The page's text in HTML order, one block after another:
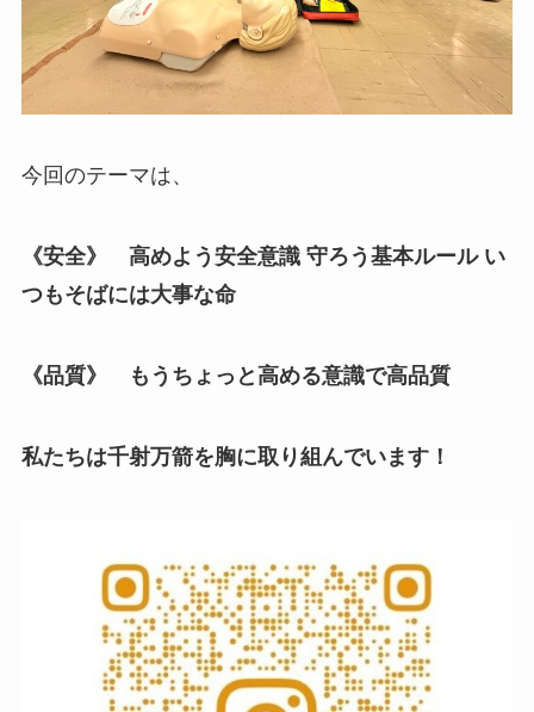
今回のテーマは、
《安全》 高めよう安全意識 守ろう基本ルール い
つもそばには大事な命
《品質》 もうちょっと高める意識で高品質
私たちは千射万箭を胸に取り組んでいます！